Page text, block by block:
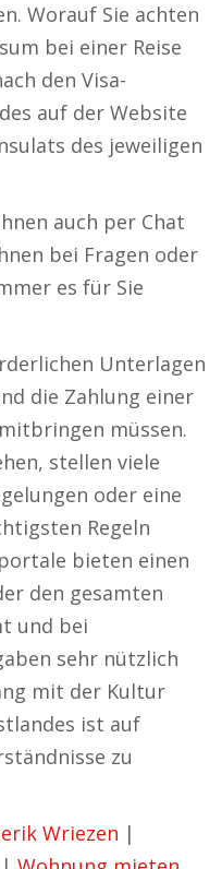
Worauf Sie achten
bei einer Reise
den Visa-
auf der Website
des jeweiligen
auch per Chat
bei Fragen oder
es für Sie
Unterlagen
die Zahlung einer
müssen.
stellen viele
oder eine
Regeln
bieten einen
den gesamten
und bei
sehr nützlich
mit der Kultur
ist auf
zu
Wriezen |